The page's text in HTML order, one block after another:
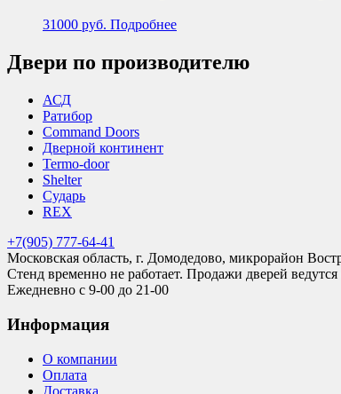
31000 руб. Подробнее
Двери по производителю
АСД
Ратибор
Command Doors
Дверной континент
Termo-door
Shelter
Сударь
REX
+7(905) 777-64-41
Московская область, г. Домодедово, микрорайон
Стенд временно не работает. Продажи дверей
Ежедневно с 9-00 до 21-00
Информация
О компании
Оплата
Доставка